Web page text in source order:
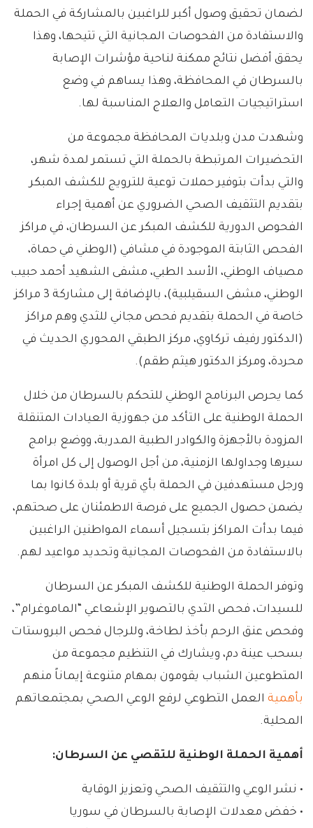
لضمان تحقيق وصول أكبر للراغبين بالمشاركة في الحملة
والاستفادة من الفحوصات المجانية التي تتيحها، وهذا
يحقق أفضل نتائج ممكنة لناحية مؤشرات الإصابة
بالسرطان في المحافظة، وهذا يساهم في وضع
استراتيجيات التعامل والعلاج المناسبة لها.
وشهدت مدن وبلديات المحافظة مجموعة من
التحضيرات المرتبطة بالحملة التي تستمر لمدة شهر،
والتي بدأت بتوفير حملات توعية للترويج للكشف المبكر
بتقديم التثقيف الصحي الضروري عن أهمية إجراء
الفحوص الدورية للكشف المبكر عن السرطان، في مراكز
الفحص الثابتة الموجودة في مشافي (الوطني في حماة،
مصياف الوطني، الأسد الطبي، مشفى الشهيد أحمد حبيب
الوطني، مشفى السقيلبية)، بالإضافة إلى مشاركة 3 مراكز
خاصة في الحملة بتقديم فحص مجاني للثدي وهم مراكز
(الدكتور رفيف تركاوي، مركز الطبقي المحوري الحديث في
محردة، ومركز الدكتور هيثم طقم).
كما يحرص البرنامج الوطني للتحكم بالسرطان من خلال
الحملة الوطنية على التأكد من جهوزية العيادات المتنقلة
المزودة بالأجهزة والكوادر الطبية المدربة، ووضع برامج
سيرها وجداولها الزمنية، من أجل الوصول إلى كل امرأة
ورجل مستهدفين في الحملة بأي قرية أو بلدة كانوا بما
يضمن حصول الجميع على فرصة الاطمئنان على صحتهم،
فيما بدأت المراكز بتسجيل أسماء المواطنين الراغبين
بالاستفادة من الفحوصات المجانية وتحديد مواعيد لهم.
وتوفر الحملة الوطنية للكشف المبكر عن السرطان
للسيدات، فحص الثدي بالتصوير الإشعاعي “الماموغرام”،
وفحص عنق الرحم بأخذ لطاخة، وللرجال فحص البروستات
بسحب عينة دم، ويشارك في التنظيم مجموعة من
المتطوعين الشباب يقومون بمهام متنوعة إيماناً منهم
بأهمية العمل التطوعي لرفع الوعي الصحي بمجتمعاتهم
المحلية.
أهمية الحملة الوطنية للتقصي عن السرطان:
• نشر الوعي والتثقيف الصحي وتعزيز الوقاية
• خفض معدلات الإصابة بالسرطان في سوريا